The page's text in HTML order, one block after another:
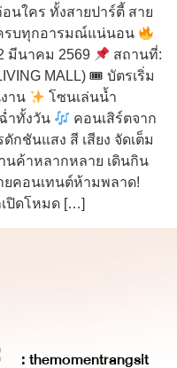
นใคร ทั้งสายปาร์ตี้ สาย
รบทุกอารมณ์แน่นอน
มีนาคม 2569
สถานที่:
MALL) 🎟 บัตรเริ่ม
าน
โซนเล่นน้ำ
ำทั้งวัน
คอนเสิร์ตจาก
ดักชันแสง สี เสียง จัดเต็ม
นค้าหลากหลาย เดินกิน
คอนเทนต์ห้ามพลาด!
ปิดโหมด […]
: themomentrangsit